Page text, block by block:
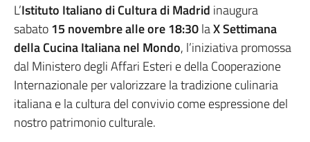
L’Istituto Italiano di Cultura di Madrid inaugura
sabato15 novembre alle ore 18:30laX Settimana
della Cucina Italiana nel Mondo, l’iniziativa promossa
dal Ministero degli Affari Esteri e della Cooperazione
Internazionale per valorizzare la tradizione culinaria
italiana e la cultura del convivio come espressione del
nostro patrimonio culturale.